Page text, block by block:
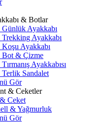
& Botlar
Günlük Ayakkabı
Trekking Ayakkabı
Koşu Ayakkabı
Bot & Çizme
Ayakkabısı
Terlik Sandalet
Gör
& Ceketler
Ceket
& Yağmurluk
Gör